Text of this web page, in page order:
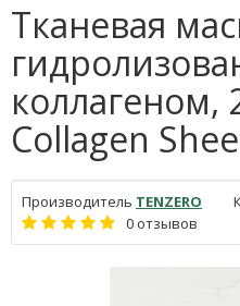
Тканевая
Collagen
Производитель TENZERO
0 отзывов